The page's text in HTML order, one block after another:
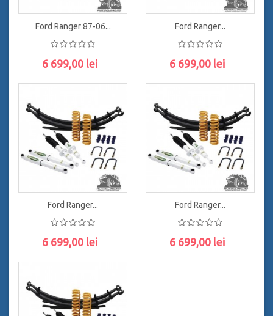
Ford Ranger 87-06...
6 699,00 lei
Ford Ranger...
6 699,00 lei
Ford Ranger...
6 699,00 lei
Ford Ranger...
6 699,00 lei